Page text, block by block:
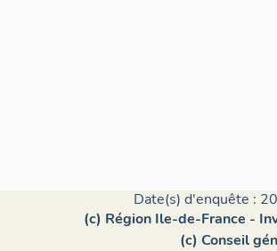
Date(s) d'enquête :
(c) Région Ile-de-France -
(c) Conseil